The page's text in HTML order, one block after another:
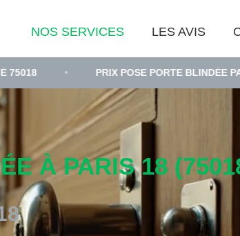
NOS SERVICES LES AVIS
• PRIX POSE PORTE BLINDÉE PARIS •
À PARIS 18